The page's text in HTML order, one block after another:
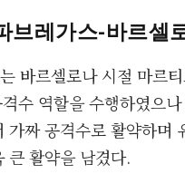
브레가스-바르셀
바르셀로나 시절 마르
수 역할을 수행하였으
가짜 공격수로 활약하며
큰 활약을 남겼다.